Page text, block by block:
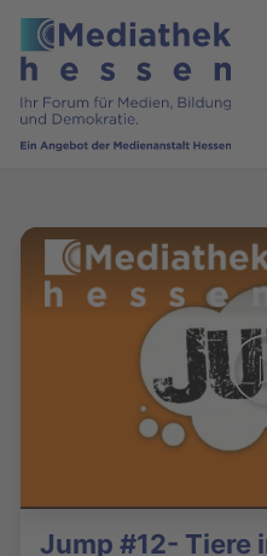
Jump #12- Tiere